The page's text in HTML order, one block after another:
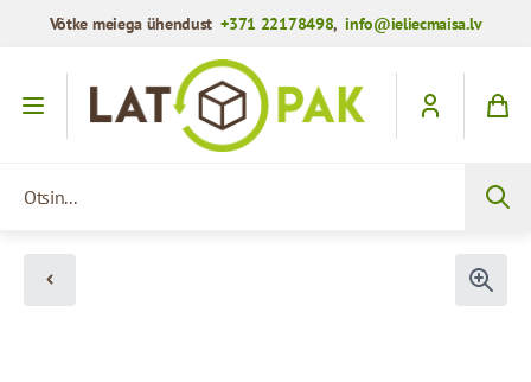
Võtke meiega ühendust+371 22178498,info@ieliecmaisa.lv